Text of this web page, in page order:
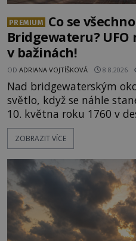
PREMIUM
Co se
Bridgewateru?
v bažinách!
OD ADRIANA VOJTÍŠKOVÁ 8.8.2026
Nad bridgewaterským
světlo, když se náhle
10. května roku 1760 v
dojde k vůbec prvnímu
přeletu UFO. Podle záznamů vyzařuje takové
jen o nějaký optický
právě vznáší
ZOBRAZIT VÍCE